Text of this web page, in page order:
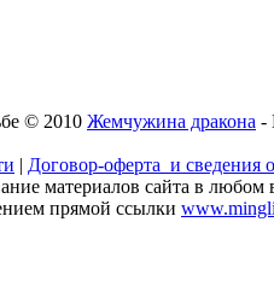
© 2010 Жемчужина дракона -
| Договор-оферта и сведения
материалов сайта в любом
прямой ссылки